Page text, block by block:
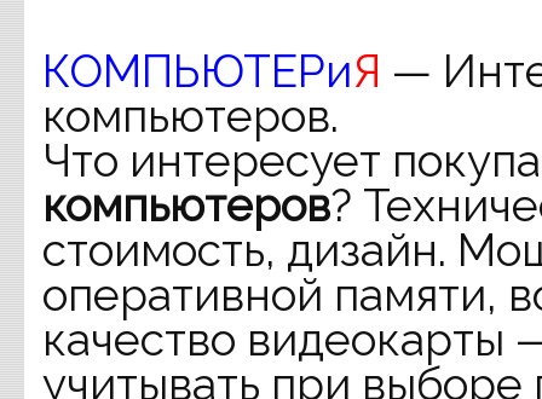
КОМПЬЮТЕРиЯ —
компьютеров.
Что интересует
компьютеров?
стоимость, дизайн.
оперативной памяти,
качество видеокарты
учитывать при